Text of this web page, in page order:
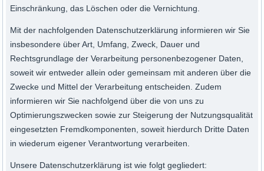
Einschränkung, das Löschen oder die Vernichtung.
Mit der nachfolgenden Datenschutzerklärung informieren wir Sie
insbesondere über Art, Umfang, Zweck, Dauer und
Rechtsgrundlage der Verarbeitung personenbezogener Daten,
soweit wir entweder allein oder gemeinsam mit anderen über die
Zwecke und Mittel der Verarbeitung entscheiden. Zudem
informieren wir Sie nachfolgend über die von uns zu
Optimierungszwecken sowie zur Steigerung der Nutzungsqualität
eingesetzten Fremdkomponenten, soweit hierdurch Dritte Daten
in wiederum eigener Verantwortung verarbeiten.
Unsere Datenschutzerklärung ist wie folgt gegliedert: